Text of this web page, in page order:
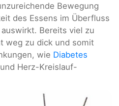
Bewegung
des Essens im Überfluss
Bereits viel zu
weg zu dick und somit
wie Diabetes
und Herz-Kreislauf-